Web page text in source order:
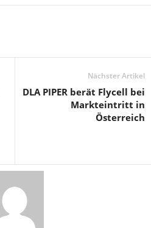
Nächster Artikel
DLA PIPER berät Flycell bei
Markteintritt in
Österreich